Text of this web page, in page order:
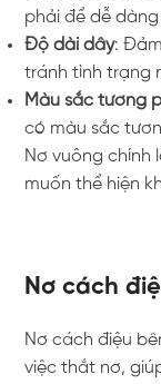
phải để dễ
Độ dài dây:
tránh tình trạng
Màu sắc tương
có màu sắc
Nơ vuông chính
muốn thể hiện
Nơ cách
Nơ cách điệu
việc thắt nơ,